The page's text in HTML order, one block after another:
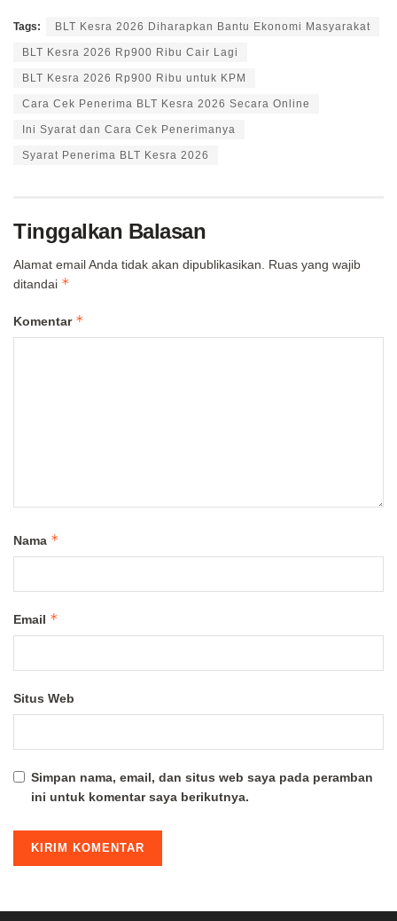
Tags: BLT Kesra 2026 Diharapkan Bantu Ekonomi Masyarakat
BLT Kesra 2026 Rp900 Ribu Cair Lagi
BLT Kesra 2026 Rp900 Ribu untuk KPM
Cara Cek Penerima BLT Kesra 2026 Secara Online
Ini Syarat dan Cara Cek Penerimanya
Syarat Penerima BLT Kesra 2026
Tinggalkan Balasan
Alamat email Anda tidak akan dipublikasikan.
Ruas yang wajib
ditandai *
Komentar *
Nama *
Email *
Situs Web
Simpan nama, email, dan situs web saya pada peramban
ini untuk komentar saya berikutnya.